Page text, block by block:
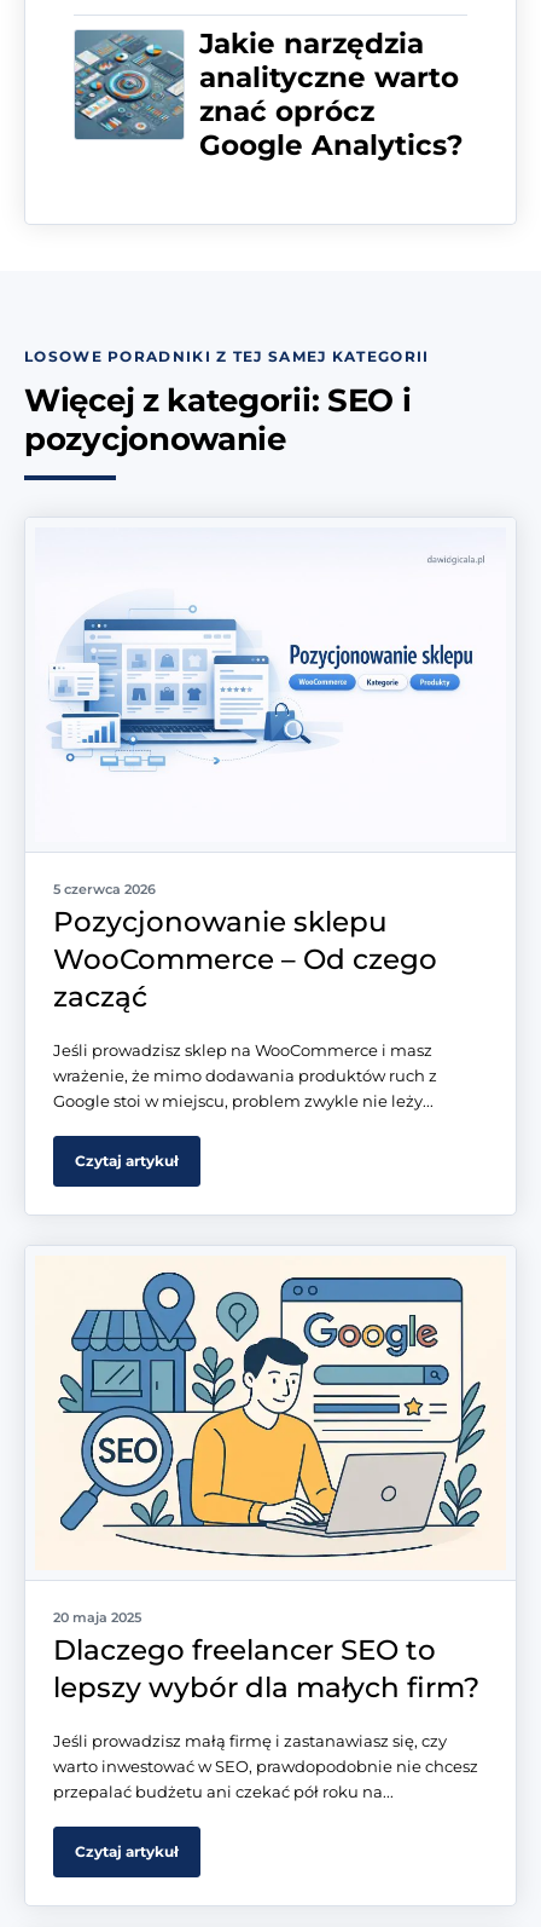
Jakie narzędzia
analityczne warto
znać oprócz
Google Analytics?
LOSOWE PORADNIKI Z TEJ SAMEJ KATEGORII
Więcej z kategorii: SEO i
pozycjonowanie
5 czerwca 2026
Pozycjonowanie sklepu
WooCommerce – Od czego
zacząć
Jeśli prowadzisz sklep na WooCommerce i masz
wrażenie, że mimo dodawania produktów ruch z
Google stoi w miejscu, problem zwykle nie leży...
Czytaj artykuł
20 maja 2025
Dlaczego freelancer SEO to
lepszy wybór dla małych firm?
Jeśli prowadzisz małą firmę i zastanawiasz się, czy
warto inwestować w SEO, prawdopodobnie nie chcesz
przepalać budżetu ani czekać pół roku na...
Czytaj artykuł